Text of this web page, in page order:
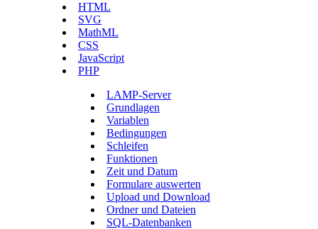
HTML
SVG
MathML
CSS
JavaScript
PHP
LAMP-Server
Grundlagen
Variablen
Bedingungen
Schleifen
Funktionen
Zeit und Datum
Formulare auswerten
Upload und Download
Ordner und Dateien
SQL-Datenbanken